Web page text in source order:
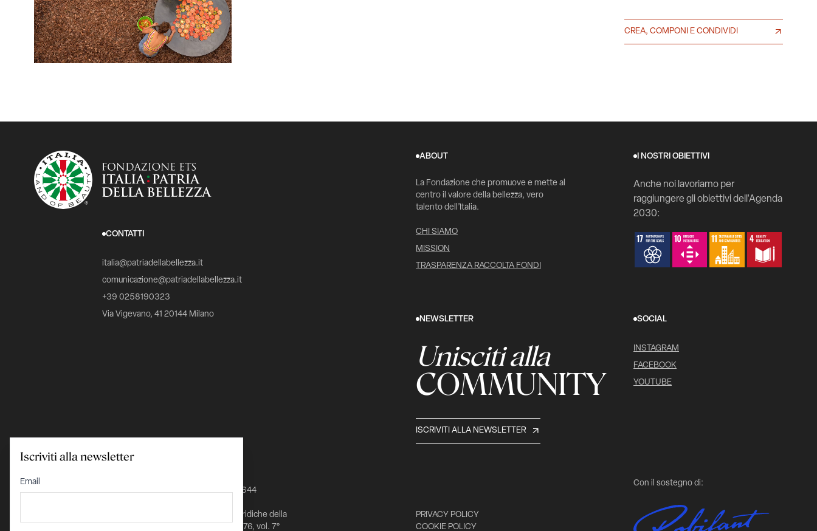
CREA, COMPONI E CONDIVIDI
CONTATTI
italia@patriadellabellezza.it
comunicazione@patriadellabellezza.it
+39 0258190323
Via Vigevano, 41 20144 Milano
ABOUT
La Fondazione che promuove e mette al
centro il valore della bellezza, vero
talento dell’Italia.
CHI SIAMO
MISSION
TRASPARENZA RACCOLTA FONDI
I NOSTRI OBIETTIVI
Anche noi lavoriamo per
raggiungere gli obiettivi dell'Agenda
2030:
NEWSLETTER
Unisciti alla
COMMUNITY
ISCRIVITI ALLA NEWSLETTER
SOCIAL
INSTAGRAM
FACEBOOK
YOUTUBE
IBAN IT24K0348801601000000026644
Iscritta nel Registro delle Persone Giuridiche della
Prefettura di Milano al n. 1432 pag. 5976, vol. 7°
PRIVACY POLICY
COOKIE POLICY
Con il sostegno di:
Iscriviti alla newsletter
Email